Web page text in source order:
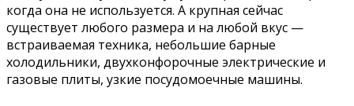
когда она не используется. А крупная сейчас
существует любого размера и на любой вкус —
встраиваемая техника, небольшие барные
холодильники, двухконфорочные электрические и
газовые плиты, узкие посудомоечные машины.